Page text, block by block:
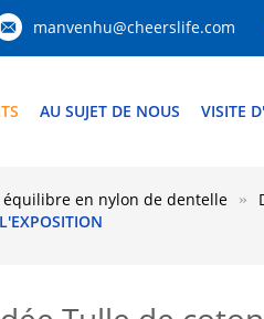
manvenhu@cheerslife.com
AU SUJET DE NOUS VISITE
équilibre en nylon de dentelle